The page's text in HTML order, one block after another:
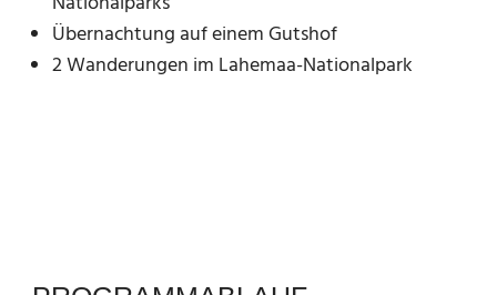
Übernachtung auf einem Gutshof
2 Wanderungen im Lahemaa-Nationalpark